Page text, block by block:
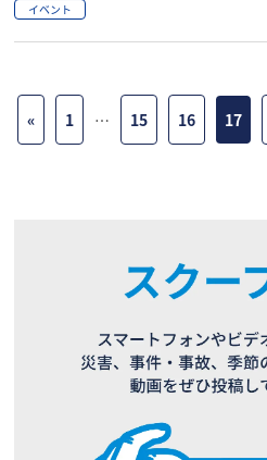
イベント
« 1 … 15 16 17